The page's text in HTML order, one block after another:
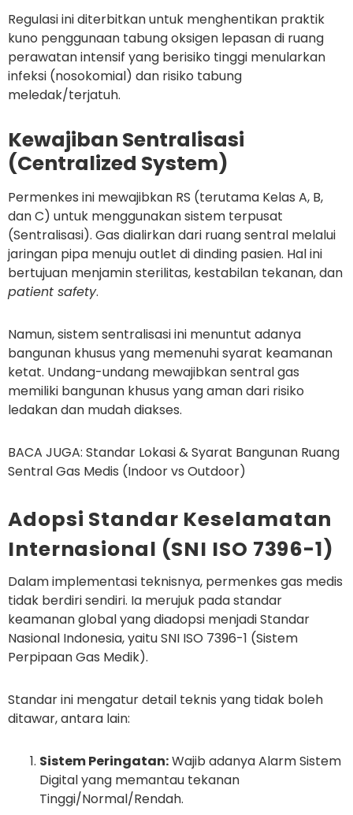
Regulasi ini diterbitkan untuk menghentikan praktik
kuno penggunaan tabung oksigen lepasan di ruang
perawatan intensif yang berisiko tinggi menularkan
infeksi (nosokomial) dan risiko tabung
meledak/terjatuh.
Kewajiban Sentralisasi
(Centralized System)
Permenkes ini mewajibkan RS (terutama Kelas A, B,
dan C) untuk menggunakan sistem terpusat
(Sentralisasi). Gas dialirkan dari ruang sentral melalui
jaringan pipa menuju outlet di dinding pasien. Hal ini
bertujuan menjamin sterilitas, kestabilan tekanan, dan
patient safety.
Namun, sistem sentralisasi ini menuntut adanya
bangunan khusus yang memenuhi syarat keamanan
ketat. Undang-undang mewajibkan sentral gas
memiliki bangunan khusus yang aman dari risiko
ledakan dan mudah diakses.
BACA JUGA: Standar Lokasi & Syarat Bangunan Ruang
Sentral Gas Medis (Indoor vs Outdoor)
Adopsi Standar Keselamatan
Internasional (SNI ISO 7396-1)
Dalam implementasi teknisnya, permenkes gas medis
tidak berdiri sendiri. Ia merujuk pada standar
keamanan global yang diadopsi menjadi Standar
Nasional Indonesia, yaituSNI ISO 7396-1 (Sistem
Perpipaan Gas Medik).
Standar ini mengatur detail teknis yang tidak boleh
ditawar, antara lain:
Sistem Peringatan:Wajib adanya Alarm Sistem
Digital yang memantau tekanan
Tinggi/Normal/Rendah.